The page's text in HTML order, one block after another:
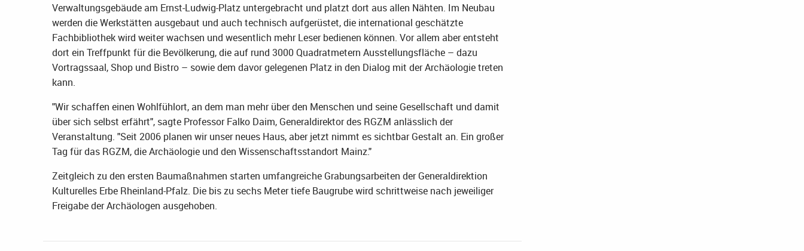
Verwaltungsgebäude am Ernst-Ludwig-Platz untergebracht und platzt dort aus allen Nähten. Im Neubau
werden die Werkstätten ausgebaut und auch technisch aufgerüstet, die international geschätzte
Fachbibliothek wird weiter wachsen und wesentlich mehr Leser bedienen können. Vor allem aber entsteht
dort ein Treffpunkt für die Bevölkerung, die auf rund 3000 Quadratmetern Ausstellungsfläche – dazu
Vortragssaal, Shop und Bistro – sowie dem davor gelegenen Platz in den Dialog mit der Archäologie treten
kann.
"Wir schaffen einen Wohlfühlort, an dem man mehr über den Menschen und seine Gesellschaft und damit
über sich selbst erfährt", sagte Professor Falko Daim, Generaldirektor des RGZM anlässlich der
Veranstaltung. "Seit 2006 planen wir unser neues Haus, aber jetzt nimmt es sichtbar Gestalt an. Ein großer
Tag für das RGZM, die Archäologie und den Wissenschaftsstandort Mainz."
Zeitgleich zu den ersten Baumaßnahmen starten umfangreiche Grabungsarbeiten der Generaldirektion
Kulturelles Erbe Rheinland-Pfalz. Die bis zu sechs Meter tiefe Baugrube wird schrittweise nach jeweiliger
Freigabe der Archäologen ausgehoben.